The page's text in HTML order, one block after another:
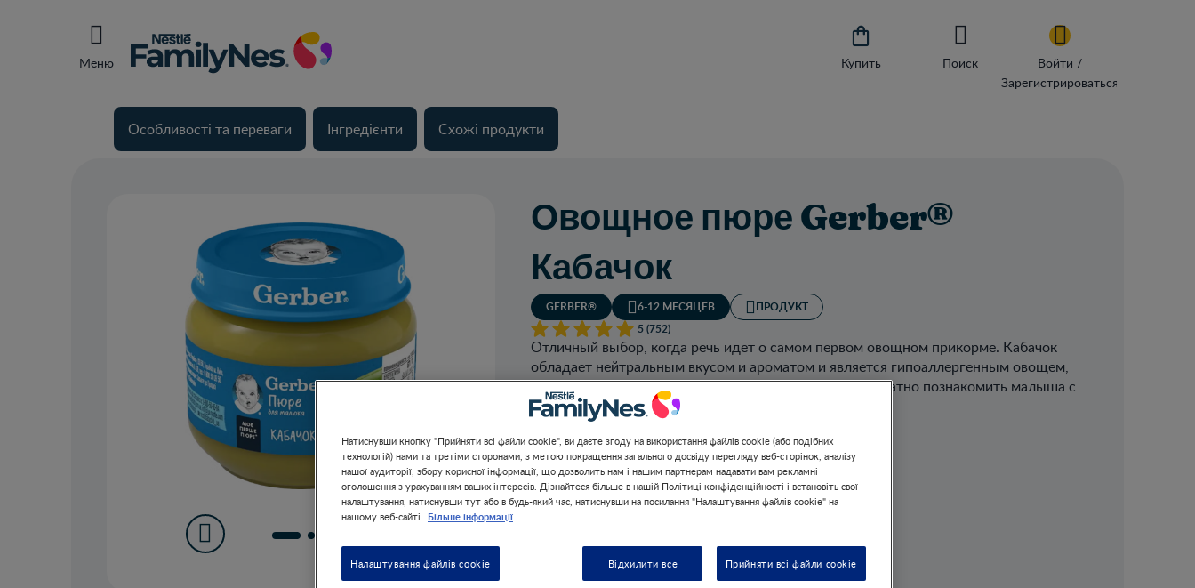
Меню

Купить Поиск
Войти /
Зарегистрироваться
Особливості та переваги Інгредієнти Схожі продукти
Овощное пюре Gerber®
Кабачок
GERBER® 6-12 МЕСЯЦЕВ
ПРОДУКТ
5 (752)
Отличный выбор, когда речь идет о самом первом овощном прикорме. Кабачок
обладает нейтральным вкусом и ароматом и является гипоаллергенным овощем,
вот почему этот диетический продукт способен деликатно познакомить малыша с
новым видом пищи.
Натиснувши кнопку "Прийняти всі файли cookie", ви даєте згоду на використання файлів cookie (або подібних
технологій) нами та третіми сторонами, з метою покращення загального досвіду перегляду веб-сторінок, аналізу
нашої аудиторії, збору корисної інформації, що дозволить нам і нашим партнерам надавати вам рекламні
оголошення з урахуванням ваших інтересів. Дізнайтеся більше в нашій Політиці конфіденційності і встановіть свої
налаштування, натиснувши тут або в будь-який час, натиснувши на посилання "Налаштування файлів cookie" на
нашому веб-сайті.
Більше інформації
Налаштування файлів cookie Відхилити все Прийняти всі файли cookie